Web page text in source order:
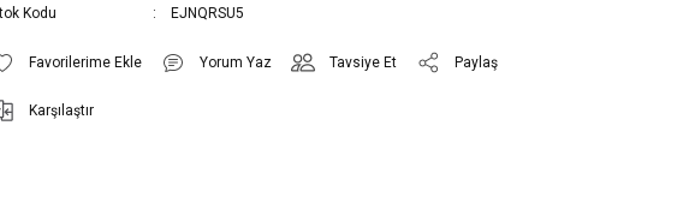
Kodu
EJNQRSU5
Yorum Yaz Tavsiye Et Paylaş
Karşılaştır